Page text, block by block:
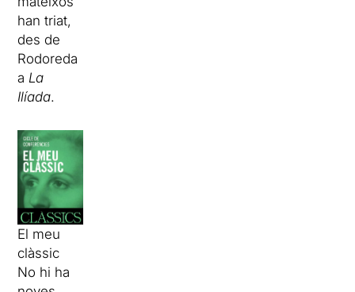
han triat,
des de
Rodoreda
aLa
Ilíada.
El meu
clàssic
No hi ha